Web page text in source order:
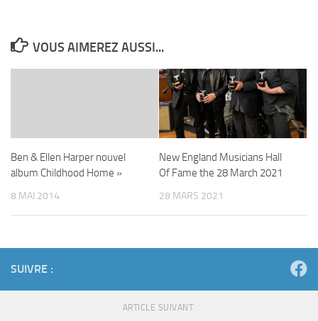
VOUS AIMEREZ AUSSI...
Ben & Ellen Harper nouvel
album Childhood Home »
8 MAI 2014
New England Musicians Hall
Of Fame the 28 March 2021
28 MARS 2021
SUIVRE :
ARTICLE SUIVANT